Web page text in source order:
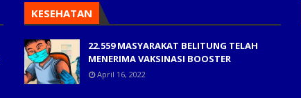
KESEHATAN
22.559 MASYARAKAT BELITUNG TELAH
MENERIMA VAKSINASI BOOSTER
April 16, 2022